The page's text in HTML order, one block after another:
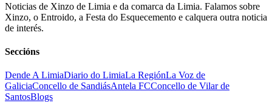
Noticias de Xinzo de Limia e da comarca da Limia. Falamos sobre
Xinzo, o Entroido, a Festa do Esquecemento e calquera outra noticia
de interés.
Seccións
Dende A LimiaDiario do LimiaLa RegiónLa Voz de
GaliciaConcello de SandiásAntela FCConcello de Vilar de
SantosBlogs